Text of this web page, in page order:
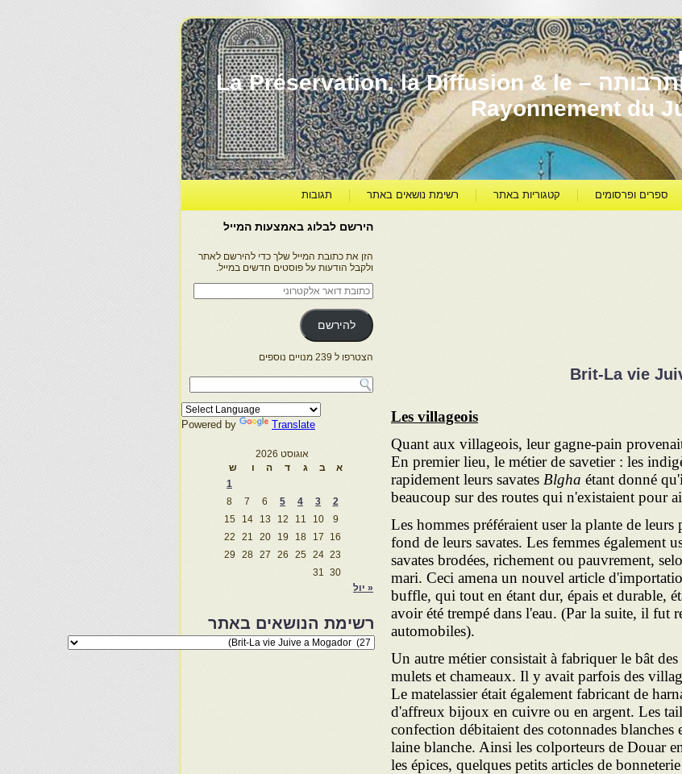
יהדות מרוקו עברה ותרבותה – La Préservation, la Diffusion & le
Rayonnement du
ספרים ופרסומים קטגוריות באתר רשימת נושאים באתר תגובות
Brit-La vie
Les villageois
Quant aux villageois, leur gagne-pain
En premier lieu, le métier de savetier : les
rapidement leurs savates Blgha étant donné
beaucoup sur des routes qui n'existaient pour
Les hommes préféraient user la plante de
fond de leurs savates. Les femmes également
savates brodées, richement ou pauvrement,
mari. Ceci amena un nouvel article
buffle, qui tout en étant dur, épais et durable,
avoir été trempé dans l'eau. (Par la suite, il fut
automobiles).
Un autre métier consistait à fabriquer le bât
mulets et chameaux. Il y avait parfois des
Le matelassier était également fabricant de
d'affreux bijoux en cuivre ou en argent. Les
confection débitaient des cotonnades blanches
laine blanche. Ainsi les colporteurs de Douar
les épices, quelques petits articles de
הירשם לבלוג באמצעות המייל
הזן את כתובת המייל שלך כדי להירשם לאתר
ולקבל הודעות על פוסטים חדשים במייל.
כתובת
דואר
אלקטרוני
להירשם
הצטרפו ל 239 מנויים נוספים
Powered by Translate
אוגוסט 2026
א
ב ג ד ה ו
ש
1
2
3
4
5
6
7
8
9
10
11
12
13
14
15
16
17
18
19
20
21
22
23
24
25
26
27
28
29
30
31
« יול
רשימת הנושאים באתר
רשימת
הנושאים